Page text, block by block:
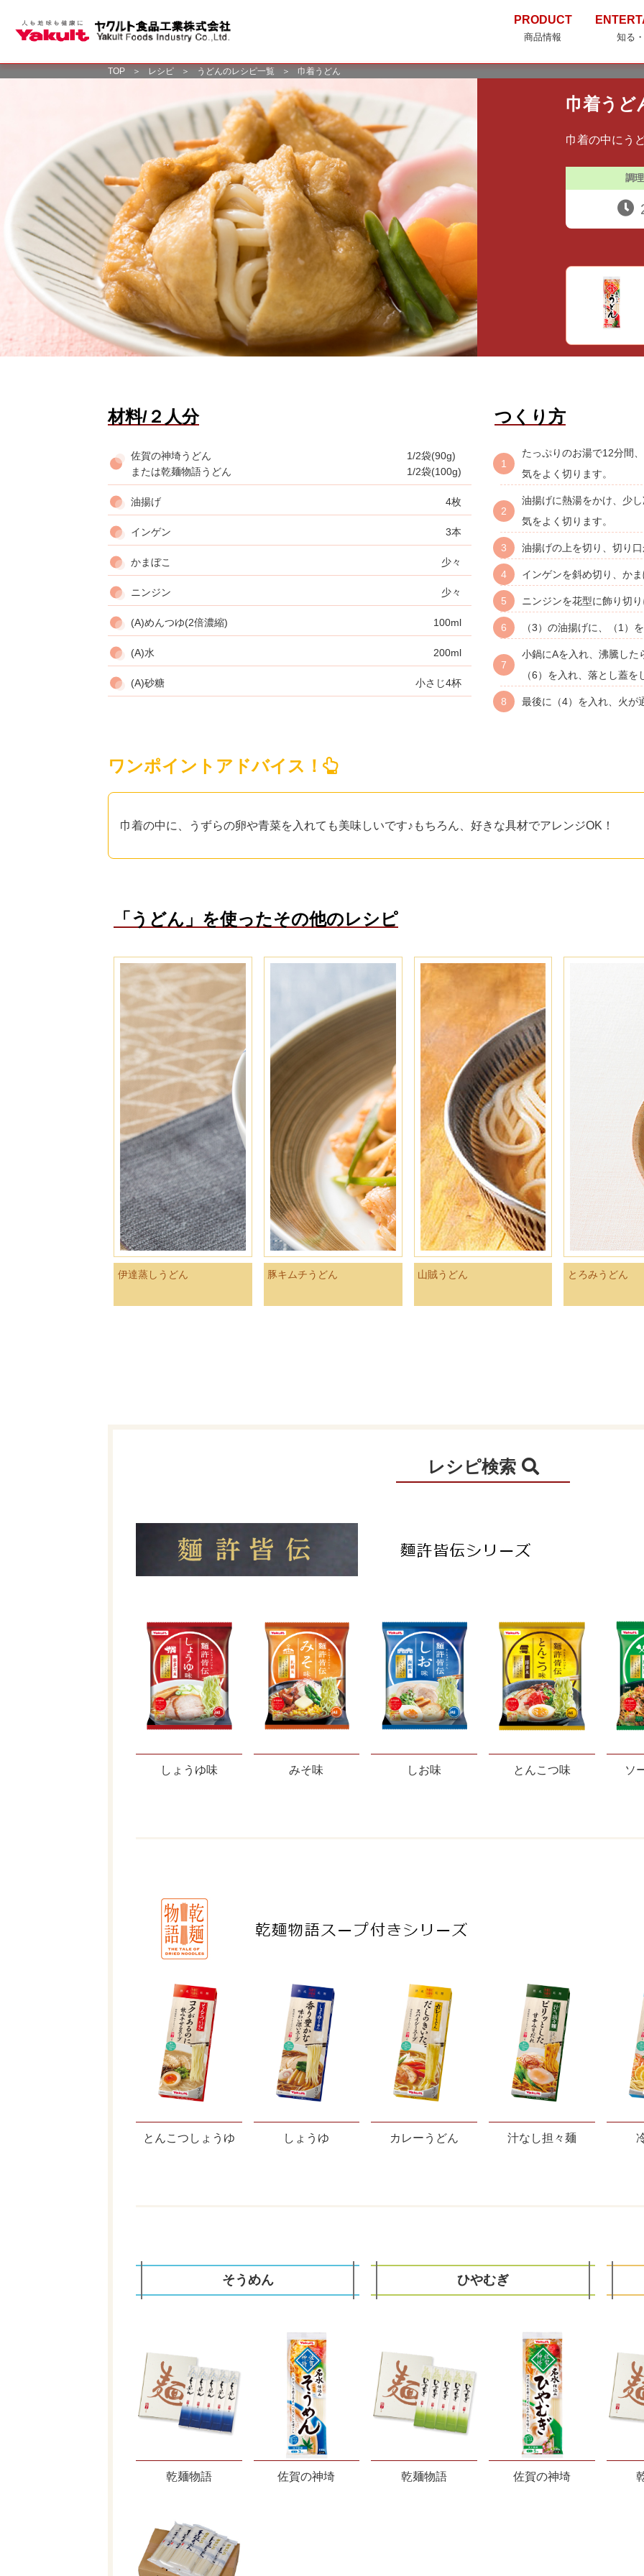
PRODUCT
商品情報 知る
TOP ＞ レシピ ＞ うどんのレシピ一覧 ＞ 巾着うどん
巾着うど
巾着の中にう
調
材料/２人分
佐賀の神埼うどん
または乾麺物語うどん
1/2袋(90g)
1/2袋(100g)
油揚げ 4枚
インゲン 3本
かまぼこ 少々
ニンジン 少々
(A)めんつゆ(2倍濃縮) 100ml
(A)水 200ml
(A)砂糖 小さじ4杯
つくり方
たっぷりのお湯で12分間
気をよく切ります。
油揚げに熱湯をかけ、少
気をよく切ります。
油揚げの上を切り、切り
インゲンを斜め切り、か
ニンジンを花型に飾り切
（3）の油揚げに、（1）
小鍋にAを入れ、沸騰した
（6）を入れ、落とし蓋
最後に（4）を入れ、火が
ワンポイントアドバイス！
巾着の中に、うずらの卵や青菜を入れても美味しいです♪もちろん、好きな具材でアレンジOK！
「うどん」を使ったその他のレシピ
伊達蒸しうどん 豚キムチうどん 山賊うどん とろみうどん
レシピ検索
しょうゆ味 みそ味 しお味 とんこつ味 ソ
とんこつしょうゆ しょうゆ カレーうどん 汁なし担々麺
そうめん
乾麺物語 佐賀の神埼
ひやむぎ
乾麺物語 佐賀の神埼